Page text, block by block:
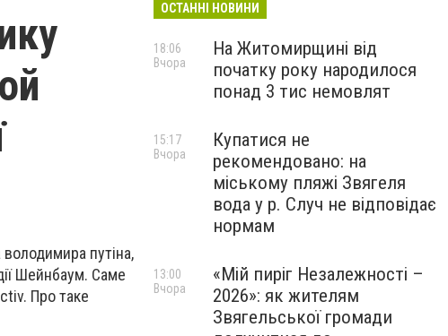
путіна,
Шейнбаум. Саме
Про таке
ОСТАННІ НОВИНИ
На Житомирщині від
початку року народилося
понад 3 тис немовлят
18:06
Вчора
Купатися не
рекомендовано: на
міському пляжі Звягеля
вода у р. Случ не відповідає
нормам
15:17
Вчора
«Мій пиріг Незалежності –
2026»: як жителям
Звягельської громади
13:00
Вчора